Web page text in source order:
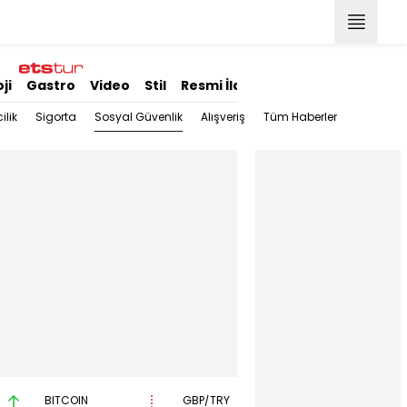
Gastro Video Stil Resmi İlanlar
Sigorta Sosyal Güvenlik Alışveriş Tüm Haberler
BITCOIN GBP/TRY